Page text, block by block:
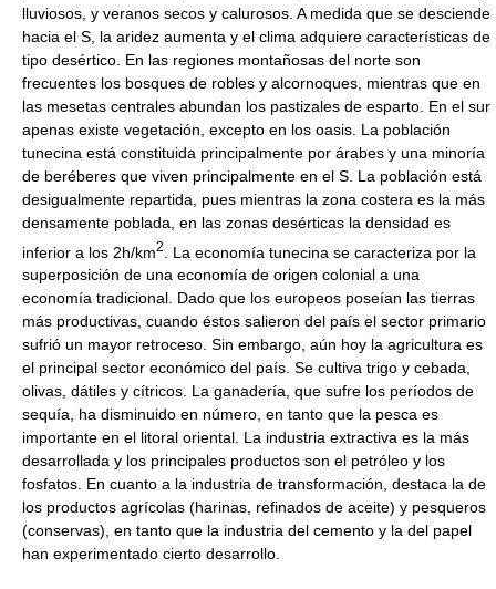
lluviosos, y veranos secos y calurosos. A medida que se desciende
hacia el S, la aridez aumenta y el clima adquiere características de
tipo desértico. En las regiones montañosas del norte son
frecuentes los bosques de robles y alcornoques, mientras que en
las mesetas centrales abundan los pastizales de esparto. En el sur
apenas existe vegetación, excepto en los oasis. La población
tunecina está constituida principalmente por árabes y una minoría
de beréberes que viven principalmente en el S. La población está
desigualmente repartida, pues mientras la zona costera es la más
densamente poblada, en las zonas desérticas la densidad es
inferior a los 2h/km2
. La economía tunecina se caracteriza por la
superposición de una economía de origen colonial a una
economía tradicional. Dado que los europeos poseían las tierras
más productivas, cuando éstos salieron del país el sector primario
sufrió un mayor retroceso. Sin embargo, aún hoy la agricultura es
el principal sector económico del país. Se cultiva trigo y cebada,
olivas, dátiles y cítricos. La ganadería, que sufre los períodos de
sequía, ha disminuido en número, en tanto que la pesca es
importante en el litoral oriental. La industria extractiva es la más
desarrollada y los principales productos son el petróleo y los
fosfatos. En cuanto a la industria de transformación, destaca la de
los productos agrícolas (harinas, refinados de aceite) y pesqueros
(conservas), en tanto que la industria del cemento y la del papel
han experimentado cierto desarrollo.